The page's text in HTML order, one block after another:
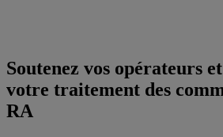
Soutenez vos opérateurs
votre traitement des
RA